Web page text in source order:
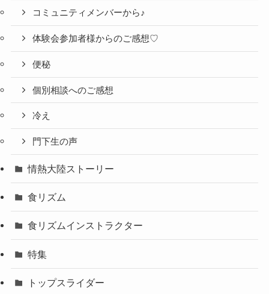
コミュニティメンバーから♪
体験会参加者様からのご感想♡
便秘
個別相談へのご感想
冷え
門下生の声
情熱大陸ストーリー
食リズム
食リズムインストラクター
特集
トップスライダー